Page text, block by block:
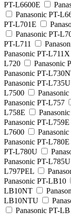
PT-L6600E
Panasonic PT-
PT-L701E
Panasonic PT-
PT-L711
Panasonic PT-L711X
L720
Panasonic
Panasonic PT-
Panasonic PT-L735U
L7500
Panasonic PT-L757
L758E
Panasonic PT-L759E
L7600
Panasonic PT-L780E
PT-L780U
Panasonic PT-L785U
L797PEL
Panasonic PT-LB10
LB10NT
LB10NTU
Panasonic PT-